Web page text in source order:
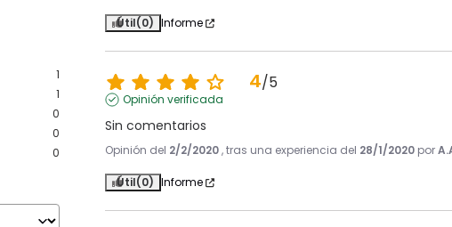
1
1
0
0
0
Útil(0) Informe
4/5
Opinión verificada
Sin comentarios
Opinión del 2/2/2020, tras una experiencia del 28/1/2020 por
Útil(0) Informe